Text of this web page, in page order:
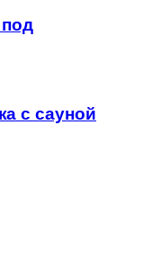
с сауной